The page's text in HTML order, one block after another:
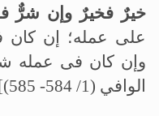
خيرٌ فخيرٌ وإن شرٌّ
على عمله؛ إن كان
وإن كان فى عمله
الوافي (1/ 584- 585)]